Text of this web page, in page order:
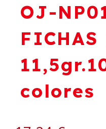
OJ-
FICHAS
colores